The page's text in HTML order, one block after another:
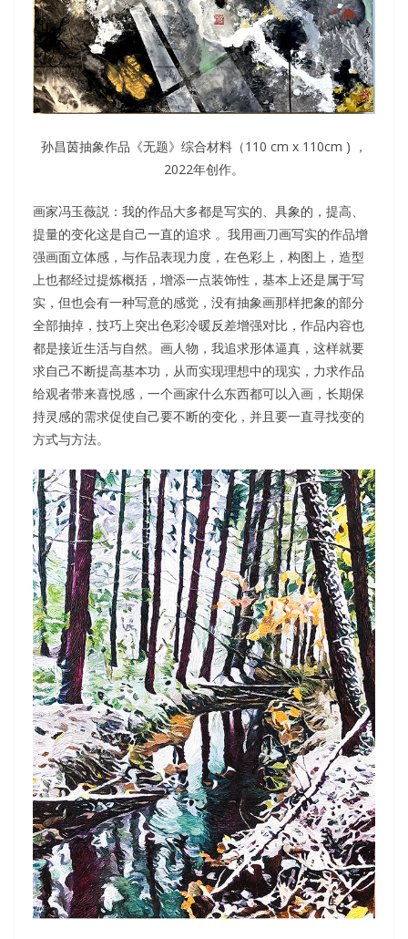
孙昌茵抽象作品《无题》综合材料（110 cm x 110cm ) ，
2022年创作。
画家冯玉薇説：我的作品大多都是写实的、具象的，提高、
提量的变化这是自己一直的追求 。我用画刀画写实的作品增
强画面立体感，与作品表现力度，在色彩上，构图上，造型
上也都经过提炼概括，增添一点装饰性，基本上还是属于写
实，但也会有一种写意的感觉，没有抽象画那样把象的部分
全部抽掉，技巧上突出色彩冷暖反差增强对比，作品内容也
都是接近生活与自然。画人物，我追求形体逼真，这样就要
求自己不断提高基本功，从而实现理想中的现实，力求作品
给观者带来喜悦感，一个画家什么东西都可以入画，长期保
持灵感的需求促使自己要不断的变化，并且要一直寻找变的
方式与方法。